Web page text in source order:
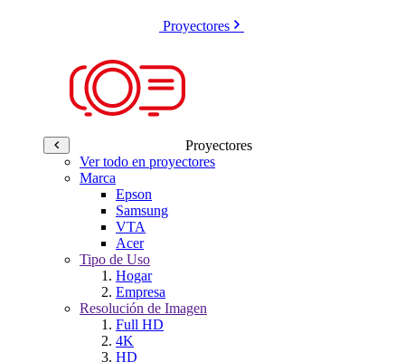
Proyectores
Proyectores
Ver todo en proyectores
Marca
Epson
Samsung
VTA
Acer
Tipo de Uso
Hogar
Empresa
Resolución de Imagen
Full HD
4K
HD